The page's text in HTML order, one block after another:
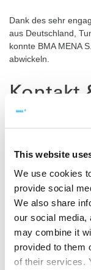
This website
We use cookies
provide social
We also share
our social media,
may combine it
provided to them
of their services.
Dank des sehr
aus Deutschland,
konnte BMA MENA
abwickeln.
Kontakt
BMA MENA S.a.r.l.
6 rue Socrates,
Zone d’activité
2015 le Kram, Tunis
Tunisie
Phone : + 216 70
Fax : + 216 70 245